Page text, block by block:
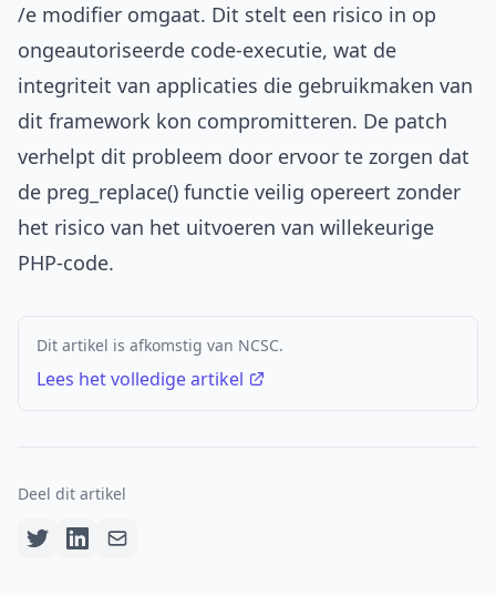
/e modifier omgaat. Dit stelt een risico in op
ongeautoriseerde code-executie, wat de
integriteit van applicaties die gebruikmaken van
dit framework kon compromitteren. De patch
verhelpt dit probleem door ervoor te zorgen dat
de preg_replace() functie veilig opereert zonder
het risico van het uitvoeren van willekeurige
PHP-code.
Dit artikel is afkomstig van NCSC.
Lees het volledige artikel
Deel dit artikel